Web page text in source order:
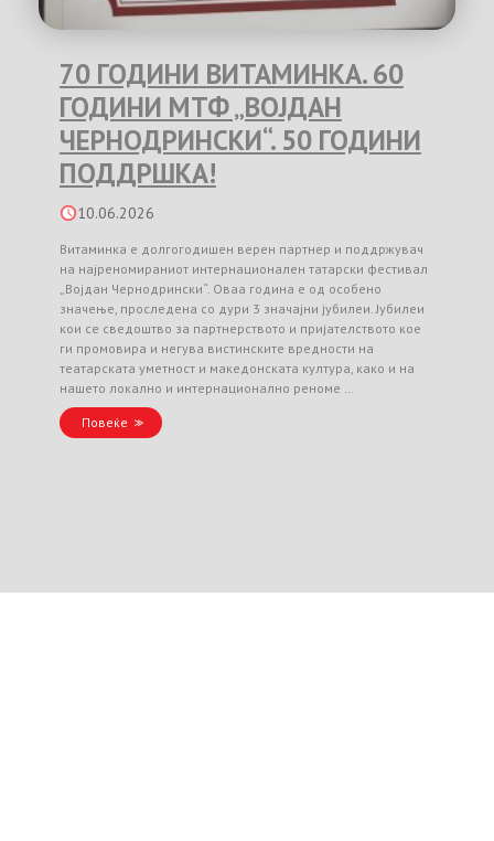
70 ГОДИНИ ВИТАМИНКА. 60
ГОДИНИ МТФ „ВОЈДАН
ЧЕРНОДРИНСКИ“. 50 ГОДИНИ
ПОДДРШКА!
10.06.2026
Витаминка е долгогодишен верен партнер и поддржувач
на најреномираниот интернационален татарски фестивал
„Војдан Чернодрински“. Оваа година е од особено
значење, проследена со дури 3 значајни јубилеи. Јубилеи
кои се сведоштво за партнерството и пријателството кое
ги промовира и негува вистинските вредности на
театарската уметност и македонската култура, како и на
нашето локално и интернационално реноме …
Повеќе